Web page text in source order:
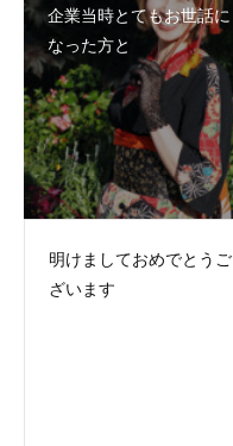
企業当時とてもお世話に
なった方と
明けましておめでとうご
ざいます